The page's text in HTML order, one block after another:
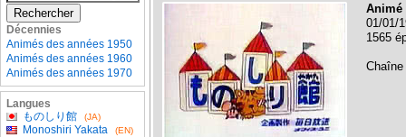
Animé
01/01/
1565
Décennies
Animés des années 1950
Animés des années 1960
Animés des années 1970
Langues
ものしり館
(JA)
Monoshiri Yakata (EN)